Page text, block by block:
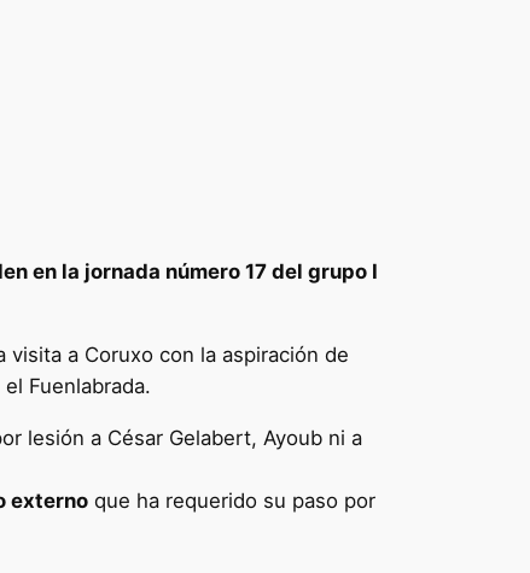
en la jornada número 17 del grupo I
a Coruxo con la aspiración de
Fuenlabrada.
lesión a César Gelabert, Ayoub ni a
externo que ha requerido su paso por